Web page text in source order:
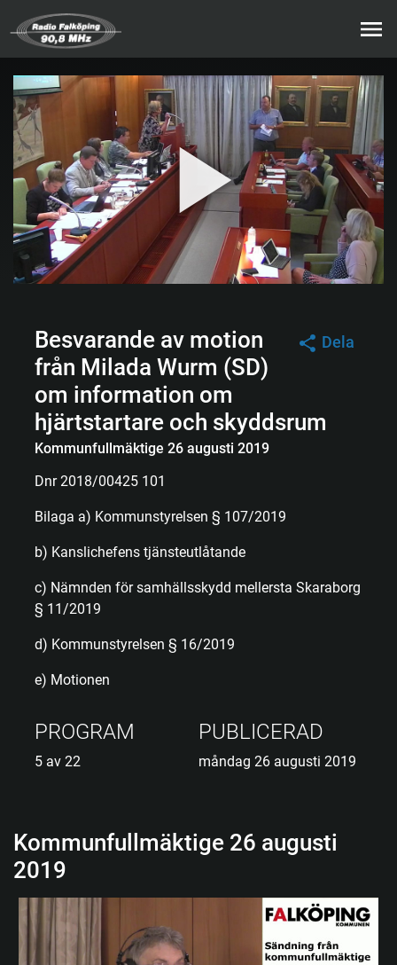
Dela
Besvarande av motion
från Milada Wurm (SD)
om information om
hjärtstartare och skyddsrum
Kommunfullmäktige 26 augusti 2019
Dnr 2018/00425 101
Bilaga a) Kommunstyrelsen § 107/2019
b) Kanslichefens tjänsteutlåtande
c) Nämnden för samhällsskydd mellersta Skaraborg
§ 11/2019
d) Kommunstyrelsen § 16/2019
e) Motionen
PROGRAM
5 av 22
PUBLICERAD
måndag 26 augusti 2019
Kommunfullmäktige 26 augusti
2019